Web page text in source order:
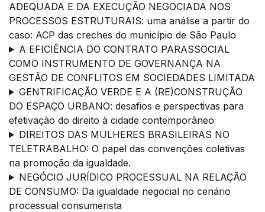
ADEQUADA E DA EXECUÇÃO NEGOCIADA NOS
PROCESSOS ESTRUTURAIS: uma análise a partir do
caso: ACP das creches do município de São Paulo
A EFICIÊNCIA DO CONTRATO PARASSOCIAL
COMO INSTRUMENTO DE GOVERNANÇA NA
GESTÃO DE CONFLITOS EM SOCIEDADES LIMITADA
GENTRIFICAÇÃO VERDE E A (RE)CONSTRUÇÃO
DO ESPAÇO URBANO: desafios e perspectivas para
efetivação do direito à cidade contemporâneo
DIREITOS DAS MULHERES BRASILEIRAS NO
TELETRABALHO: O papel das convenções coletivas
na promoção da igualdade.
NEGÓCIO JURÍDICO PROCESSUAL NA RELAÇÃO
DE CONSUMO: Da igualdade negocial no cenário
processual consumerista